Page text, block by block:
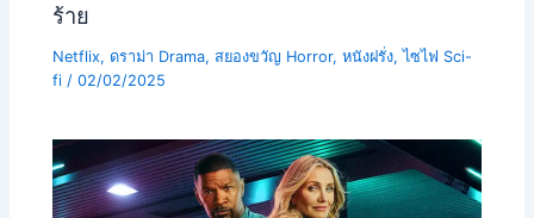
ร้าย
Netflix,ดราม่า Drama,สยองขวัญ Horror,หนังฝรั่ง,ไซไฟ Sci-
fi /02/02/2025